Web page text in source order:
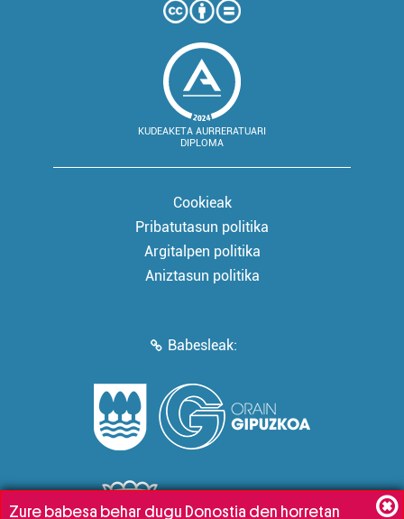
KUDEAKETA AURRERATUARI
DIPLOMA
Cookieak
Pribatutasun politika
Argitalpen politika
Aniztasun politika
Babesleak:
Zure babesa behar dugu Donostia den horretan